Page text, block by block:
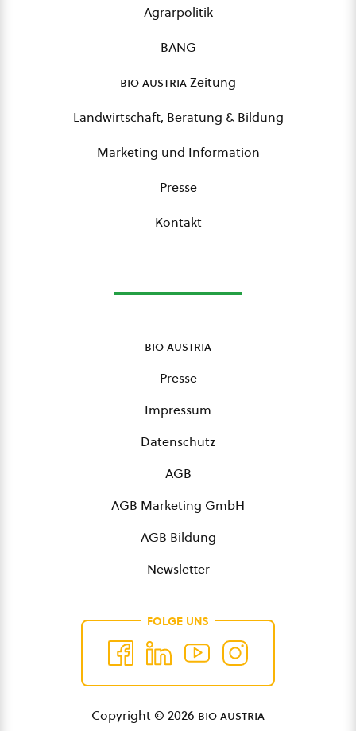
Agrarpolitik
BANG
bio austriaZeitung
Landwirtschaft, Beratung & Bildung
Marketing und Information
Presse
Kontakt
bio austria
Presse
Impressum
Datenschutz
AGB
AGB Marketing GmbH
AGB Bildung
Newsletter
FOLGE UNS
Copyright © 2026 bio austria